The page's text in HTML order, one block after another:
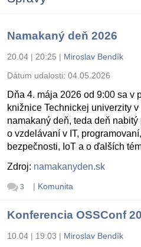
Namakaný deň 2026
20.04 | 20:25 | Miroslav Bendík
Dátum udalosti: 04.05.2026
Dňa 4. mája 2026 od 9:00 sa v
knižnice Technickej univerzity
namakaný deň, teda deň
o vzdelávaní v IT,
bezpečnosti, IoT a o ďalších
Zdroj: namakanyden.sk
3 | Komunita
Konferencia OSSConf
10.04 | 19:03 | Miroslav Bendík